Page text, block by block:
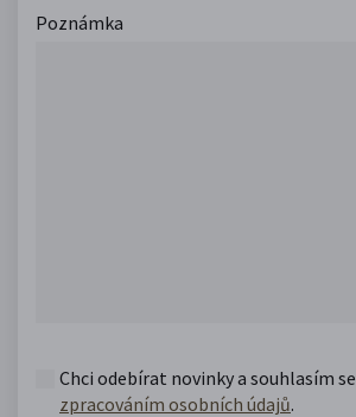
Poznámka
Chci odebírat novinky a souhlasím se
zpracováním osobních údajů.